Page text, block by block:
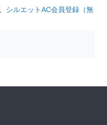
シルエットAC会員登録（無